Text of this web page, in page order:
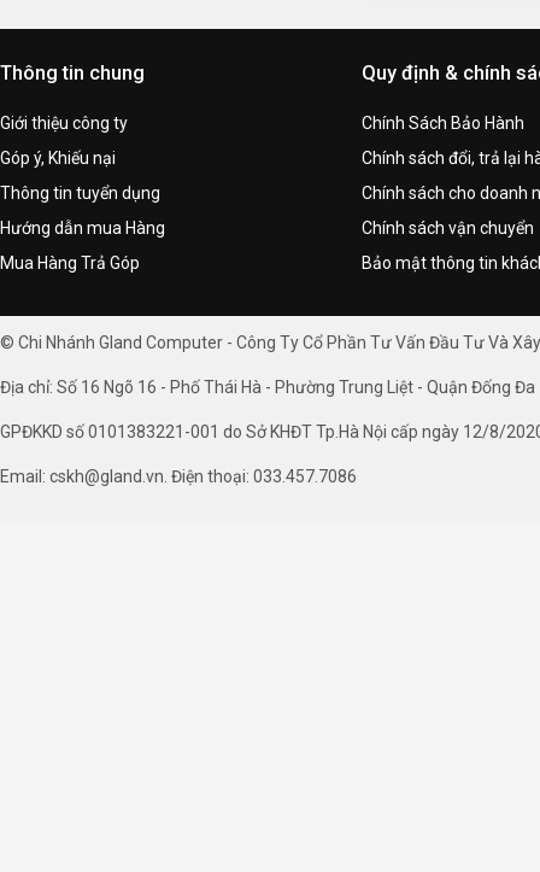
Thông tin chung
Giới thiệu công ty
Góp ý, Khiếu nại
Thông tin tuyển dụng
Hướng dẫn mua Hàng
Mua Hàng Trả Góp
Quy định & chính
Chính Sách Bảo Hành
Chính sách đổi, trả lại
Chính sách cho doanh
Chính sách vận chuyển
Bảo mật thông tin
© Chi Nhánh Gland Computer - Công Ty Cổ Phần Tư Vấn Đầu Tư Và
Địa chỉ: Số 16 Ngõ 16 - Phố Thái Hà - Phường Trung Liệt - Quận Đống Đa
GPĐKKD số 0101383221-001 do Sở KHĐT Tp.Hà Nội cấp ngày 12/8/
Email: cskh@gland.vn. Điện thoại: 033.457.7086